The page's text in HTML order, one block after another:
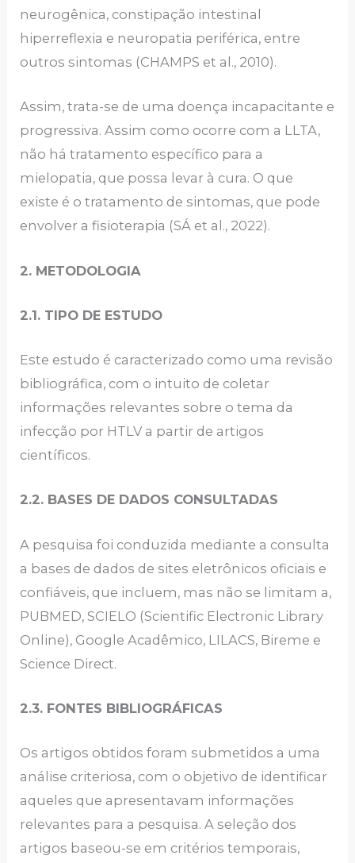
neurogênica, constipação intestinal
hiperreflexia e neuropatia periférica, entre
outros sintomas (CHAMPS et al., 2010).
Assim, trata-se de uma doença incapacitante e
progressiva. Assim como ocorre com a LLTA,
não há tratamento específico para a
mielopatia, que possa levar à cura. O que
existe é o tratamento de sintomas, que pode
envolver a fisioterapia (SÁ et al., 2022).
2. METODOLOGIA
2.1. TIPO DE ESTUDO
Este estudo é caracterizado como uma revisão
bibliográfica, com o intuito de coletar
informações relevantes sobre o tema da
infecção por HTLV a partir de artigos
científicos.
2.2. BASES DE DADOS CONSULTADAS
A pesquisa foi conduzida mediante a consulta
a bases de dados de sites eletrônicos oficiais e
confiáveis, que incluem, mas não se limitam a,
PUBMED, SCIELO (Scientific Electronic Library
Online), Google Acadêmico, LILACS, Bireme e
Science Direct.
2.3. FONTES BIBLIOGRÁFICAS
Os artigos obtidos foram submetidos a uma
análise criteriosa, com o objetivo de identificar
aqueles que apresentavam informações
relevantes para a pesquisa. A seleção dos
artigos baseou-se em critérios temporais,